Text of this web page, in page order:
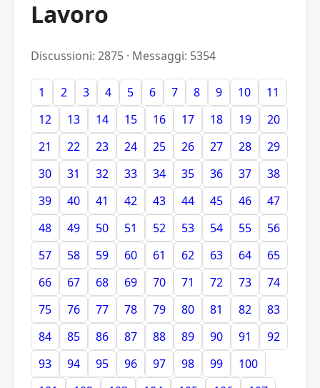
Lavoro
Discussioni: 2875 · Messaggi: 5354
1 2 3 4 5 6 7 8 9 10
11
12
13 14 15 16 17 18 19
20
21
22 23 24 25 26 27 28
29
30
31 32 33 34 35 36 37
38
39
40 41 42 43 44 45 46
47
48
49 50 51 52 53 54 55
56
57
58 59 60 61 62 63 64
65
66
67 68 69 70 71 72 73
74
75
76 77 78 79 80 81 82
83
84
85 86 87 88 89 90 91
92
93
94 95 96 97 98 99
100